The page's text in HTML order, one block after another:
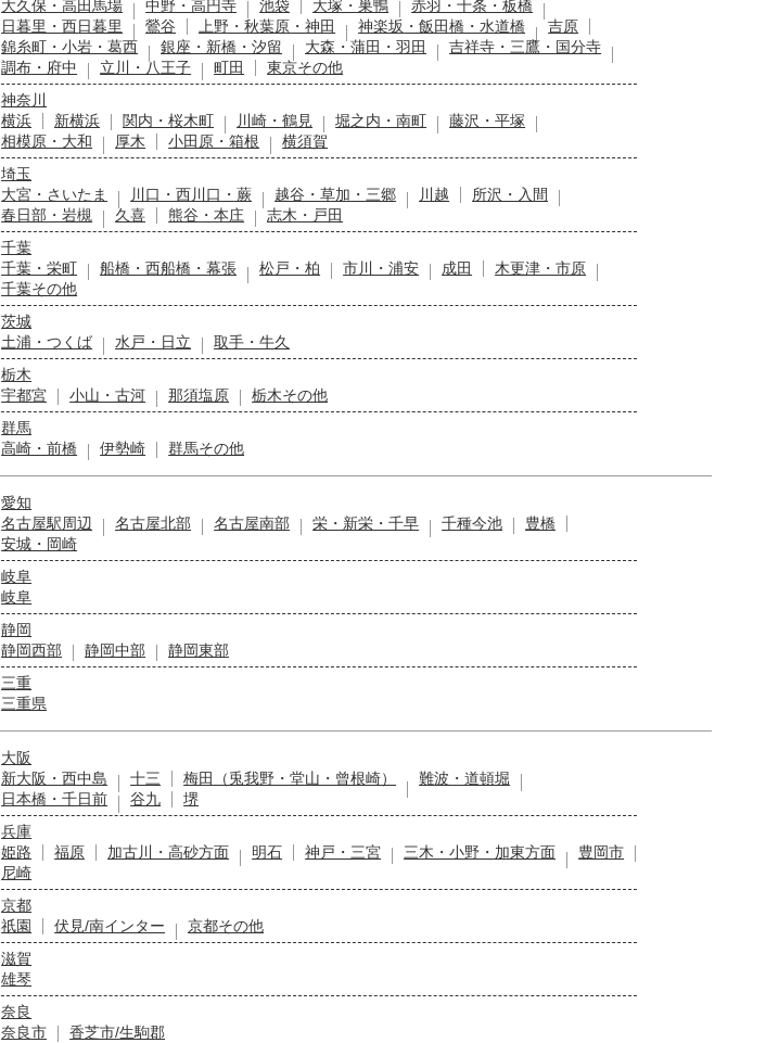
大久保・高田馬場
中野・高円寺 池袋 大塚・巣鴨
赤羽・十条・板橋
日暮里・西日暮里
鶯谷 上野・秋葉原・神田 神楽坂・飯田橋・水道橋
吉原
錦糸町・小岩・葛西
銀座・新橋・汐留 大森・蒲田・羽田
吉祥寺・三鷹・国分寺
調布・府中
立川・八王子 町田
東京その他
神奈川
横浜
新横浜 関内・桜木町 川崎・鶴見 堀之内・南町
藤沢・平塚
相模原・大和
厚木 小田原・箱根
横須賀
埼玉
大宮・さいたま
川口・西川口・蕨 越谷・草加・三郷 川越
所沢・入間
春日部・岩槻
久喜 熊谷・本庄
志木・戸田
千葉
千葉・栄町
船橋・西船橋・幕張 松戸・柏 市川・浦安 成田
木更津・市原
千葉その他
茨城
土浦・つくば
水戸・日立
取手・牛久
栃木
宇都宮
小山・古河 那須塩原
栃木その他
群馬
高崎・前橋
伊勢崎 群馬その他
愛知
名古屋駅周辺
名古屋北部 名古屋南部 栄・新栄・千早 千種今池
豊橋
安城・岡崎
岐阜
岐阜
静岡
静岡西部
静岡中部
静岡東部
三重
三重県
大阪
新大阪・西中島
十三 梅田（兎我野・堂山・曾根崎）
難波・道頓堀
日本橋・千日前
谷九
堺
兵庫
姫路
福原 加古川・高砂方面 明石 神戸・三宮 三木・小野・加東方面
豊岡市
尼崎
京都
祇園
伏見/南インター
京都その他
滋賀
雄琴
奈良
奈良市
香芝市/生駒郡